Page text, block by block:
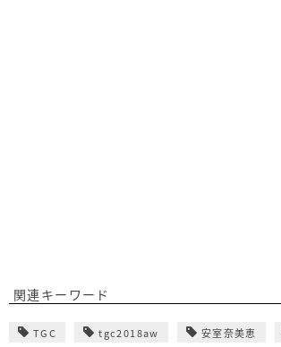
関連キーワード
TGC tgc2018aw 安室奈美恵